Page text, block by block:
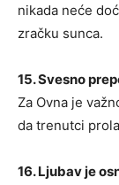
nikada neće
zračku sunca.
15. Svesno
Za Ovna je
da trenutci
16. Ljubav je